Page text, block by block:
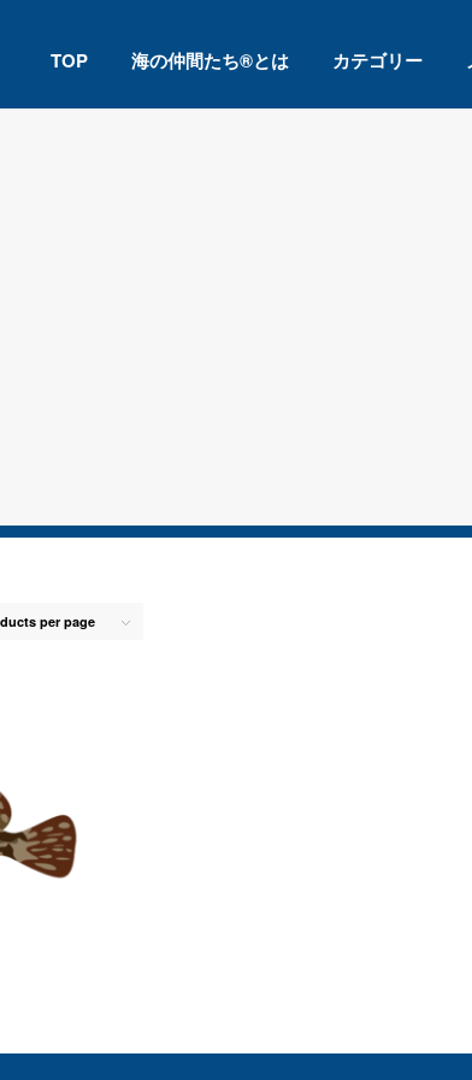
TOP 海の仲間たち®とは カテゴリー
per page